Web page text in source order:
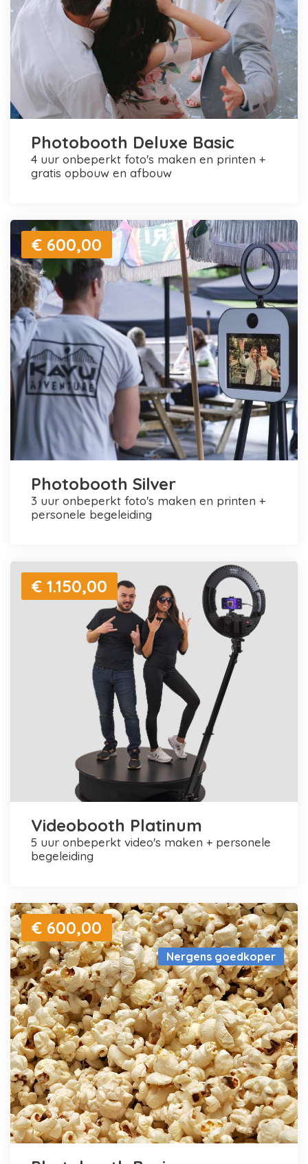
Photobooth Deluxe Basic
4 uur onbeperkt foto's maken en printen +
gratis opbouw en afbouw
€ 600,00
Photobooth Silver
3 uur onbeperkt foto's maken en printen +
personele begeleiding
€ 1.150,00
Videobooth Platinum
5 uur onbeperkt video's maken + personele
begeleiding
Nergens goedkoper
€ 600,00